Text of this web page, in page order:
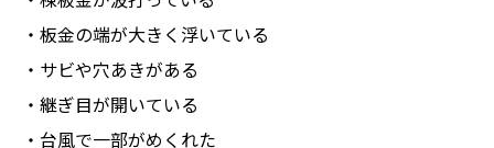
・板金の端が大きく浮いている
・サビや穴あきがある
・継ぎ目が開いている
・台風で一部がめくれた